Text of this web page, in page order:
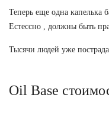
Теперь еще одна капелька
Естессно , должны быть
Тысячи людей уже
Oil Base